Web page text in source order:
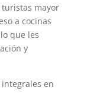
mayor
a cocinas
que les
y
en